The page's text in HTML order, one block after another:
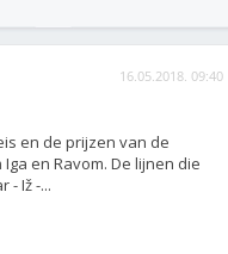
16.05.2018. 09:40
en de prijzen van de
en Ravom. De lijnen die
- Iž -...